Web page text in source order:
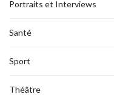
Portraits et Interviews
Santé
Sport
Théâtre